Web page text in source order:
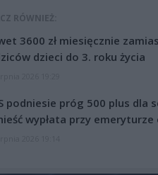
RÓWNIEŻ:
3600 zł miesięcznie
dzieci do 3. roku życia
podniesie próg 500 plus dla
wypłata przy emeryturze